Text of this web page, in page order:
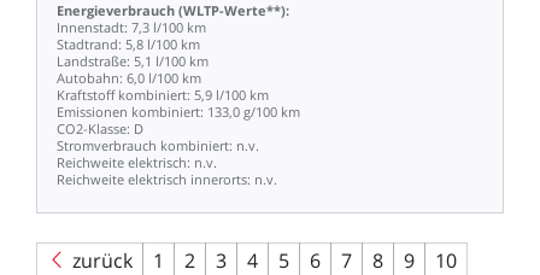
Energieverbrauch (WLTP-Werte**):
Innenstadt: 7,3 l/100 km
Stadtrand: 5,8 l/100 km
Landstraße: 5,1 l/100 km
Autobahn: 6,0 l/100 km
Kraftstoff kombiniert: 5,9 l/100 km
Emissionen kombiniert: 133,0 g/100 km
CO2-Klasse: D
Stromverbrauch kombiniert: n.v.
Reichweite elektrisch: n.v.
Reichweite elektrisch innerorts: n.v.
zurück 1 2 3 4 5 6 7 8 9
10